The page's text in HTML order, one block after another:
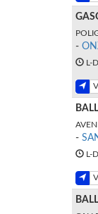
-
L-
-
L-